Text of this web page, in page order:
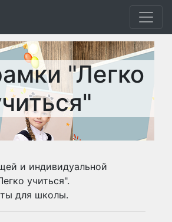
"Легко
и индивидуальной
учиться".
для школы.